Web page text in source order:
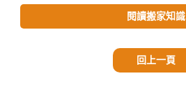
閱讀搬家知識
回上一頁